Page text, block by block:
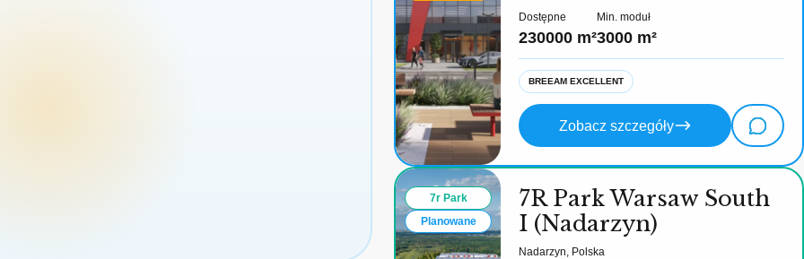
Dostępne
230000 m²
Min. moduł
3000 m²
BREEAM EXCELLENT
Zobacz szczegóły
7r Park
Planowane
7R Park Warsaw South
I (Nadarzyn)
Nadarzyn, Polska